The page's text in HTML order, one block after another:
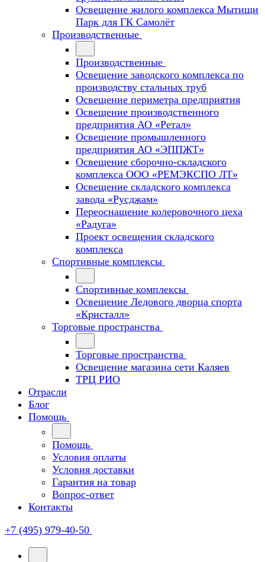
Освещение жилого комплекса Мытищи
Парк для ГК Самолёт
Производственные
Производственные
Освещение заводского комплекса по
производству стальных труб
Освещение периметра предприятия
Освещение производственного
предприятия АО «Ретал»
Освещение промышленного
предприятия АО «ЭППЖТ»
Освещение сборочно-складского
комплекса ООО «РЕМЭКСПО ЛТ»
Освещение складского комплекса
завода «Русджам»
Переоснащение колеровочного цеха
«Радуга»
Проект освещения складского
комплекса
Спортивные комплексы
Спортивные комплексы
Освещение Ледового дворца спорта
«Кристалл»
Торговые пространства
Торговые пространства
Освещение магазина сети Каляев
ТРЦ РИО
Отрасли
Блог
Помощь
Помощь
Условия оплаты
Условия доставки
Гарантия на товар
Вопрос-ответ
Контакты
+7 (495) 979-40-50